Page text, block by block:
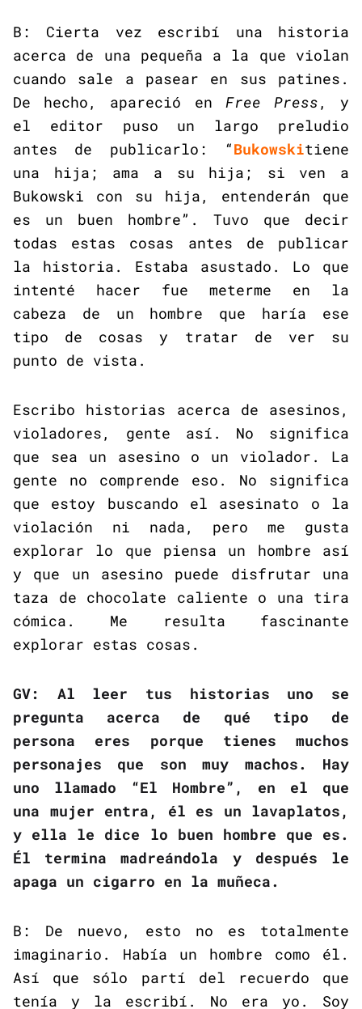
B: Cierta vez escribí una historia
acerca de una pequeña a la que violan
cuando sale a pasear en sus patines.
De hecho, apareció en Free Press, y
el editor puso un largo preludio
antes de publicarlo: “Bukowskitiene
una hija; ama a su hija; si ven a
Bukowski con su hija, entenderán que
es un buen hombre”. Tuvo que decir
todas estas cosas antes de publicar
la historia. Estaba asustado. Lo que
intenté hacer fue meterme en la
cabeza de un hombre que haría ese
tipo de cosas y tratar de ver su
punto de vista.
Escribo historias acerca de asesinos,
violadores, gente así. No significa
que sea un asesino o un violador. La
gente no comprende eso. No significa
que estoy buscando el asesinato o la
violación ni nada, pero me gusta
explorar lo que piensa un hombre así
y que un asesino puede disfrutar una
taza de chocolate caliente o una tira
cómica. Me resulta fascinante
explorar estas cosas.
GV: Al leer tus historias uno se
pregunta acerca de qué tipo de
persona eres porque tienes muchos
personajes que son muy machos. Hay
uno llamado “El Hombre”, en el que
una mujer entra, él es un lavaplatos,
y ella le dice lo buen hombre que es.
Él termina madreándola y después le
apaga un cigarro en la muñeca.
B: De nuevo, esto no es totalmente
imaginario. Había un hombre como él.
Así que sólo partí del recuerdo que
tenía y la escribí. No era yo. Soy